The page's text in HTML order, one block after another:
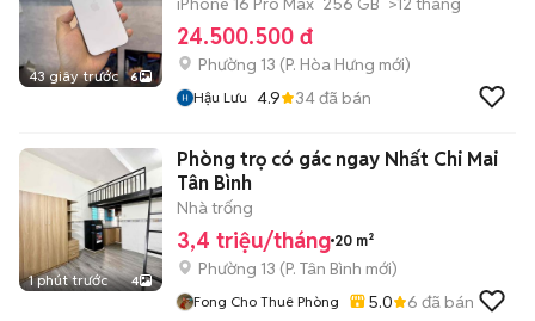
43 giây trước 6
24.500.500 đ
Phường 13 (P. Hòa Hưng mới)
Hậu Lưu 4.9 34đã bán
1 phút trước 4
Phòng trọ có gác ngay Nhất Chi Mai
Tân Bình
Nhà trống
3,4 triệu/tháng 20 m²
Phường 13 (P. Tân Bình mới)
Fong Cho Thuê Phòng 5.0 6 đã bán